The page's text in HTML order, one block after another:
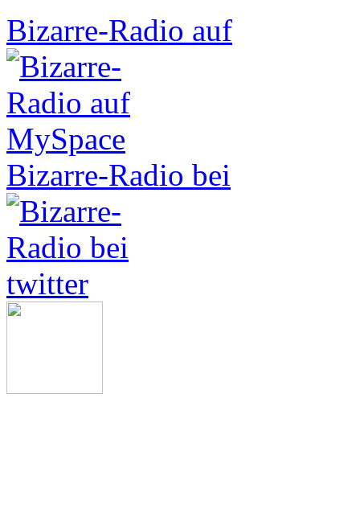
Bizarre-Radio auf
Bizarre-Radio bei